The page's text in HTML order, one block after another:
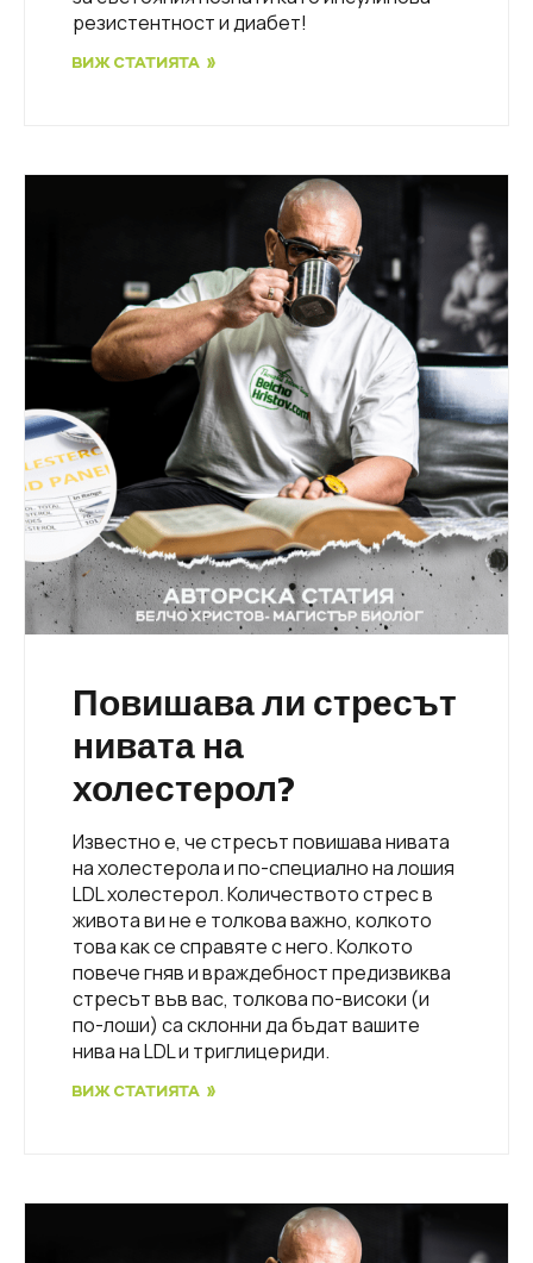
резистентност и диабет!
ВИЖ СТАТИЯТА »
Повишава ли стресът
нивата на
холестерол?
Известно е, че стресът повишава нивата
на холестерола и по-специално на лошия
LDL холестерол. Количеството стрес в
живота ви не е толкова важно, колкото
това как се справяте с него. Колкото
повече гняв и враждебност предизвиква
стресът във вас, толкова по-високи (и
по-лоши) са склонни да бъдат вашите
нива на LDL и триглицериди.
ВИЖ СТАТИЯТА »